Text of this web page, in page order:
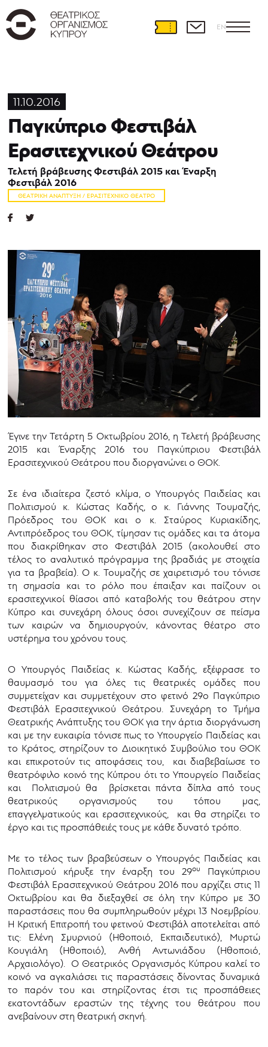
EN
11.10.2016
Παγκύπριο Φεστιβάλ
Ερασιτεχνικού Θεάτρου
Τελετή βράβευσης Φεστιβάλ 2015 και Έναρξη
Φεστιβάλ 2016
ΘΕΑΤΡΙΚΉ ΑΝΆΠΤΥΞΗ / ΕΡΑΣΙΤΕΧΝΙΚΌ ΘΈΑΤΡΟ
Έγινε την Τετάρτη 5 Οκτωβρίου 2016, η Τελετή βράβευσης
2015 και Έναρξης 2016 του Παγκύπριου Φεστιβάλ
Ερασιτεχνικού Θεάτρου που διοργανώνει ο ΘΟΚ.
Σε ένα ιδιαίτερα ζεστό κλίμα, ο Υπουργός Παιδείας και
Πολιτισμού κ. Κώστας Καδής, ο κ. Γιάννης Τουμαζής,
Πρόεδρος του ΘΟΚ και ο κ. Σταύρος Κυριακίδης,
Αντιπρόεδρος του ΘΟΚ, τίμησαν τις ομάδες και τα άτομα
που διακρίθηκαν στο Φεστιβάλ 2015 (ακολουθεί στο
τέλος το αναλυτικό πρόγραμμα της βραδιάς με στοιχεία
για τα βραβεία). Ο κ. Τουμαζής σε χαιρετισμό του τόνισε
τη σημασία και το ρόλο που έπαιξαν και παίζουν οι
ερασιτεχνικοί θίασοι από καταβολής του θεάτρου στην
Κύπρο και συνεχάρη όλους όσοι συνεχίζουν σε πείσμα
των καιρών να δημιουργούν, κάνοντας θέατρο στο
υστέρημα του χρόνου τους.
Ο Υπουργός Παιδείας κ. Κώστας Καδής, εξέφρασε το
θαυμασμό του για όλες τις θεατρικές ομάδες που
συμμετείχαν και συμμετέχουν στο φετινό 29ο Παγκύπριο
Φεστιβάλ Ερασιτεχνικού Θεάτρου. Συνεχάρη το Τμήμα
Θεατρικής Ανάπτυξης του ΘΟΚ για την άρτια διοργάνωση
και με την ευκαιρία τόνισε πως το Υπουργείο Παιδείας και
το Κράτος, στηρίζουν το Διοικητικό Συμβούλιο του ΘΟΚ
και επικροτούν τις αποφάσεις του, και διαβεβαίωσε το
θεατρόφιλο κοινό της Κύπρου ότι το Υπουργείο Παιδείας
και Πολιτισμού θα βρίσκεται πάντα δίπλα από τους
θεατρικούς οργανισμούς του τόπου μας,
επαγγελματικούς και ερασιτεχνικούς, και θα στηρίζει το
έργο και τις προσπάθειές τους με κάθε δυνατό τρόπο.
Με το τέλος των βραβεύσεων ο Υπουργός Παιδείας και
Πολιτισμού κήρυξε την έναρξη του 29ου
Παγκύπριου
Φεστιβάλ Ερασιτεχνικού Θεάτρου 2016 που αρχίζει στις 11
Οκτωβρίου και θα διεξαχθεί σε όλη την Κύπρο με 30
παραστάσεις που θα συμπληρωθούν μέχρι 13 Νοεμβρίου.
Η Κριτική Επιτροπή του φετινού Φεστιβάλ αποτελείται από
τις: Ελένη Σμυρνιού (Ηθοποιό, Εκπαιδευτικό), Μυρτώ
Κουγιάλη (Ηθοποιό), Ανθή Αντωνιάδου (Ηθοποιό,
Αρχαιολόγο). Ο Θεατρικός Οργανισμός Κύπρου καλεί το
κοινό να αγκαλιάσει τις παραστάσεις δίνοντας δυναμικά
το παρόν του και στηρίζοντας έτσι τις προσπάθειες
εκατοντάδων εραστών της τέχνης του θεάτρου που
ανεβαίνουν στη θεατρική σκηνή.